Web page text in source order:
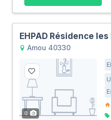
EHPAD Résidence
Amou 40330
0